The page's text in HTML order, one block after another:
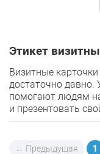
Этикет
Визитные
достаточно давно.
помогают людям
и презентовать
← Предыдущая 1